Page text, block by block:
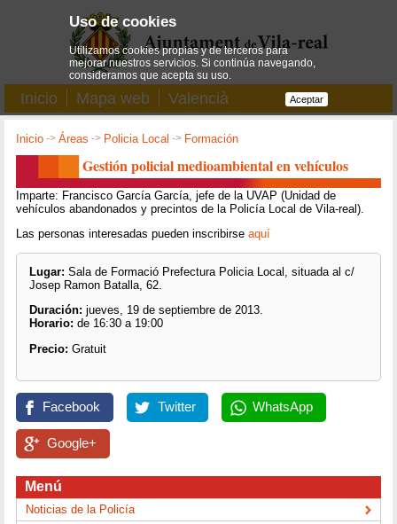
Inicio Mapa web Valencià
Inicio ->Áreas -> Policia Local -> Formación
Gestión policial medioambiental en vehículos
Imparte: Francisco García García, jefe de la UVAP (Unidad de
vehículos abandonados y precintos de la Policía Local de Vila-real).
Las personas interesadas pueden inscribirseaquí
Lugar: Sala de Formació Prefectura Policia Local, situada al c/
Josep Ramon Batalla, 62.
Duración: jueves, 19 de septiembre de 2013.
Horario: de 16:30 a 19:00
Precio: Gratuit
Facebook Twitter WhatsApp
Google+
Menú
Noticias de la Policía
Uso de cookies
Utilizamos cookies propias y de terceros para
mejorar nuestros servicios. Si continúa navegando,
consideramos que acepta su uso.
Aceptar